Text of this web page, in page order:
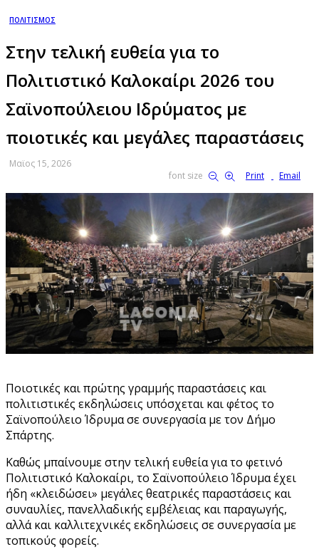
ΠΟΛΙΤΙΣΜΟΣ
Στην τελική ευθεία για το
Πολιτιστικό Καλοκαίρι 2026 του
Σαϊνοπούλειου Ιδρύματος με
ποιοτικές και μεγάλες παραστάσεις
Μαϊος 15, 2026
font size
Print Email
Ποιοτικές και πρώτης γραμμής παραστάσεις και
πολιτιστικές εκδηλώσεις υπόσχεται και φέτος το
Σαϊνοπούλειο Ίδρυμα σε συνεργασία με τον Δήμο
Σπάρτης.
Καθώς μπαίνουμε στην τελική ευθεία για το φετινό
Πολιτιστικό Καλοκαίρι, το Σαϊνοπούλειο Ίδρυμα έχει
ήδη «κλειδώσει» μεγάλες θεατρικές παραστάσεις και
συναυλίες, πανελλαδικής εμβέλειας και παραγωγής,
αλλά και καλλιτεχνικές εκδηλώσεις σε συνεργασία με
τοπικούς φορείς.